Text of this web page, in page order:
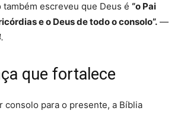
também escreveu que Deus é “o Pai
e o Deus de todo o consolo”. —
que fortalece
consolo para o presente, a Bíblia